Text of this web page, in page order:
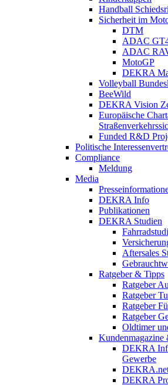
Handball
Sicherheit im
DTM
ADAC
ADAC
MotoGP
DEKRA
Volleyball
BeeWild
DEKRA Vision
Europäische
Funded R&D
Politische
Compliance
Meldung
Media
DEKRA Info
Publikationen
DEKRA Studien
Aftersales
Ratgeber & Tipps
Ratgeber
Ratgeber
Ratgeber
Ratgeber
Oldtimer
Kundenmagazine
DEKRA
Gewerbe
DEKRA